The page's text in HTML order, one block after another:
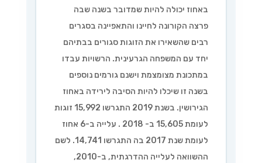
באחוז יכולה להיות שמדובר בשנה שבה
פרצה הקורונה לחיינו והתאפיינה בסגרים
רבים שהשאירו את הזוגות סגורים בבתיהם
יחד עם המשפחה הגרעינית. הרשויות עבדו
במתכונת מצומצמת וישנם גורמים נוספים
בשנה זו שיכלו להיות הסיבה לירידה באחוז
הגירושין. בשנת 2019 התגרשו 15,992 זוגות
לעומת 15,605 ב- 2018 . עלייה ב-6 אחוז
לעומת שנת 2017 בה התגרשו 14,741. לשם
ההשוואה לעלייה ההדרגתית, ב-2010,